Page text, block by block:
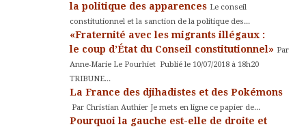
la politique des apparences Le conseil
constitutionnel et la sanction de la politique des...
«Fraternité avec les migrants illégaux :
le coup d’État du Conseil constitutionnel» Par
Anne-Marie Le Pourhiet Publié le 10/07/2018 à 18h20
TRIBUNE...
La France des djihadistes et des Pokémons
Par Christian Authier Je mets en ligne ce papier de...
Pourquoi la gauche est-elle de droite et